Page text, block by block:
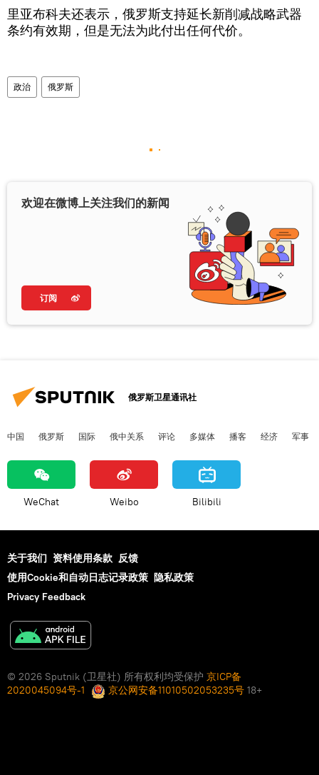
里亚布科夫还表示，俄罗斯支持延长新削减战略武器
条约有效期，但是无法为此付出任何代价。
政治 俄罗斯
欢迎在微博上关注我们的新闻
订阅
俄罗斯卫星通讯社
中国 俄罗斯 国际 俄中关系 评论 多媒体 播客 经济 军事
WeChat Weibo Bilibili
关于我们 资料使用条款 反馈
使用Cookie和自动日志记录政策 隐私政策
Privacy Feedback
© 2026 Sputnik (卫星社) 所有权利均受保护 京ICP备
2020045094号-1
京公网安备11010502053235号 18+